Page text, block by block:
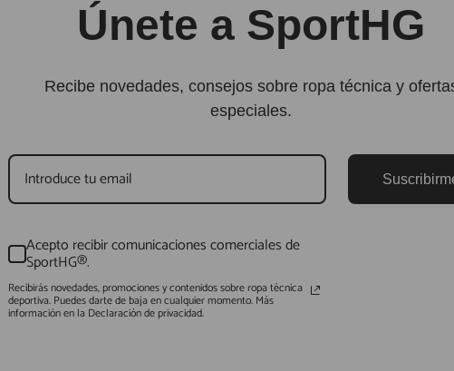
Únete a SportHG
Recibe novedades, consejos sobre ropa técnica y
especiales.
Acepto recibir comunicaciones comerciales de
SportHG®.
Recibirás novedades, promociones y contenidos sobre ropa técnica
deportiva. Puedes darte de baja en cualquier momento. Más
información en la Declaración de privacidad.